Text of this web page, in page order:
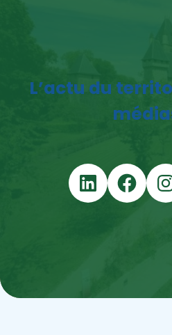
Sport, jeunesse, solidarité,
L’actu du
LinkedIn